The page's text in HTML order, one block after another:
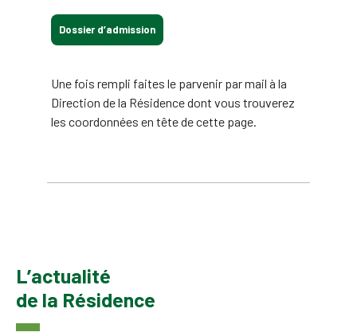
Dossier d’admission
Une fois rempli faites le parvenir par mail à la
Direction de la Résidence dont vous trouverez
les coordonnées en tête de cette page.
L’actualité
de la Résidence